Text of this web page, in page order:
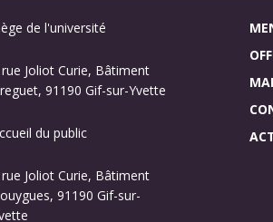
de l'université
Joliot Curie, Bâtiment
91190 Gif-sur-Yvette
du public
Joliot Curie, Bâtiment
91190 Gif-sur-